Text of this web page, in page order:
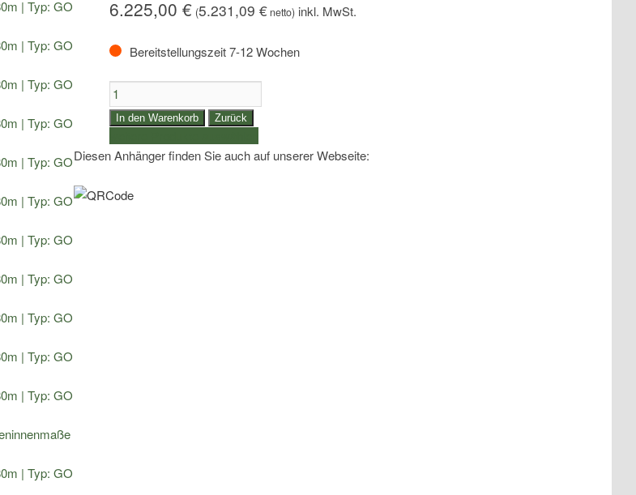
6.225,00 € (5.231,09 €netto)
Bereitstellungszeit 7-12 Wochen
2,7to.
SARIS
Kofferanhänger
|
Kasteninnenmaße
3,56x1,69x1,80m
In den Warenkorb Zurück
Diesen Anhänger finden Sie auch auf unserer Webseite: